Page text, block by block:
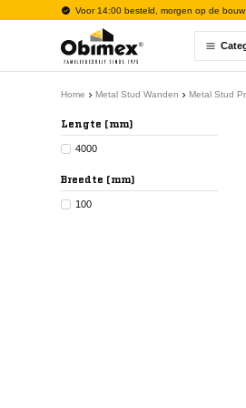
Voor 14:00 besteld, morgen op de bouw
Home Metal Stud Wanden Metal Stud
Lengte (mm)
4000
Breedte (mm)
100